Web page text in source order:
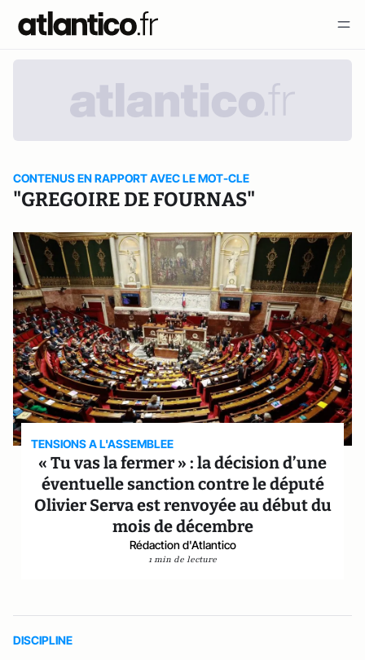
CONTENUS EN RAPPORT AVEC LE MOT-CLE
"GREGOIRE DE FOURNAS"
TENSIONS A L'ASSEMBLEE
« Tu vas la fermer » : la décision d’une
éventuelle sanction contre le député
Olivier Serva est renvoyée au début du
mois de décembre
Rédaction d'Atlantico
1 min de lecture
DISCIPLINE